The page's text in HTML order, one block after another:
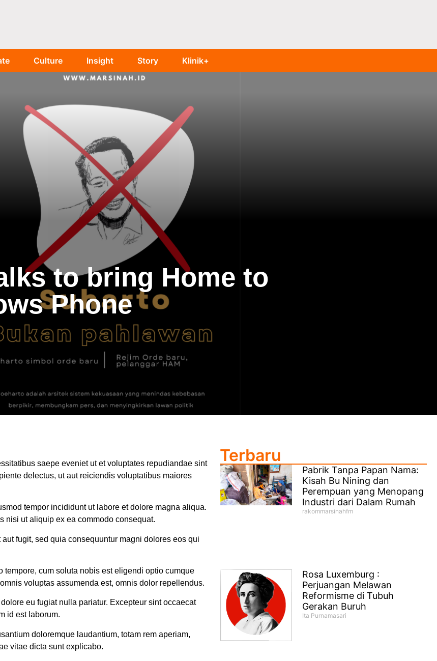
Culture Insight Story Klinik+
to bring Home to
Phone
saepe eveniet ut et voluptates repudiandae sint
delectus, ut aut reiciendis voluptatibus maiores
tempor incididunt ut labore et dolore magna aliqua.
nisi ut aliquip ex ea commodo consequat.
fugit, sed quia consequuntur magni dolores eos qui
cum soluta nobis est eligendi optio cumque
voluptas assumenda est, omnis dolor repellendus.
eu fugiat nulla pariatur. Excepteur sint occaecat
id est laborum.
doloremque laudantium, totam rem aperiam,
vitae dicta sunt explicabo.
Terbaru
Pabrik Tanpa Papan Nama:
Kisah Bu Nining dan
Perempuan yang Menopang
Industri dari Dalam Rumah
rakommarsinahfm
Rosa Luxemburg :
Perjuangan Melawan
Reformisme di Tubuh
Gerakan Buruh
Ita Purnamasari